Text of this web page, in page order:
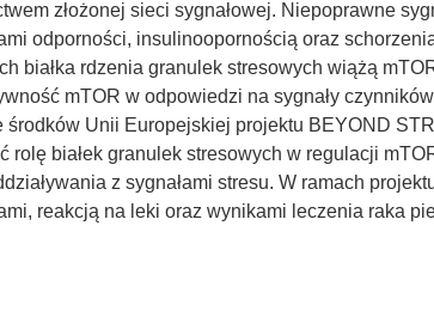
złożonej sieci sygnałowej. Niepoprawne
odporności, insulinoopornością oraz
białka rdzenia granulek stresowych wiążą
mTOR w odpowiedzi na sygnały
środków Unii Europejskiej projektu BEYOND
rolę białek granulek stresowych w regulacji
z sygnałami stresu. W ramach
reakcją na leki oraz wynikami leczenia raka